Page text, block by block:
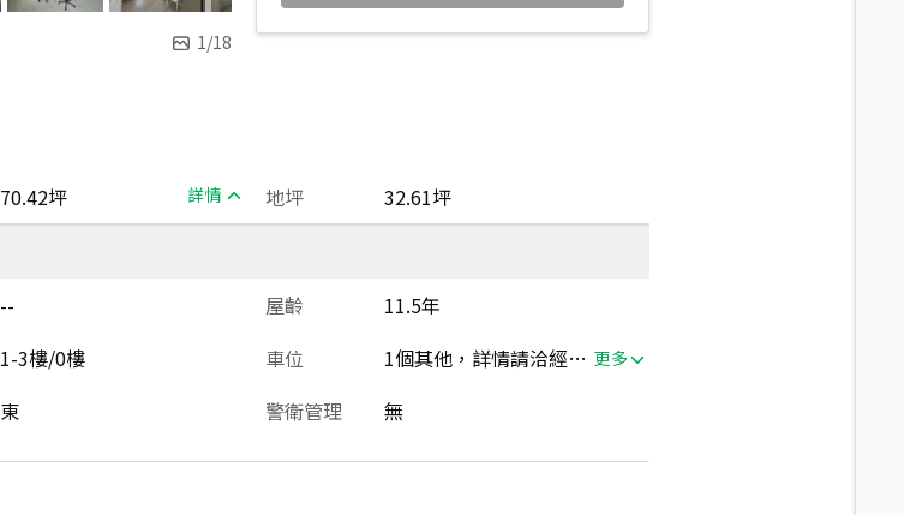
1/18
70.42坪 詳情 地坪
32.61坪
-- 屋齡
11.5年
1-3樓/0樓 車位 1個其他，詳情請洽經紀人員 更多
東 警衛管理 無